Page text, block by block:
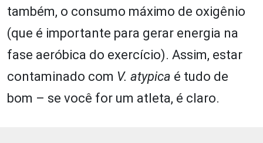
também, o consumo máximo de oxigênio
(que é importante para gerar energia na
fase aeróbica do exercício). Assim, estar
contaminado com V. atypica é tudo de
bom – se você for um atleta, é claro.